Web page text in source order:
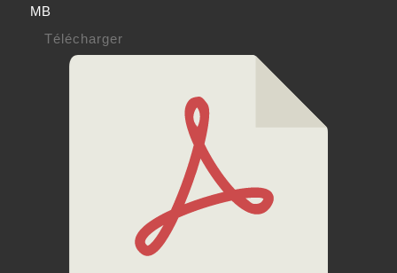
MB
Télécharger